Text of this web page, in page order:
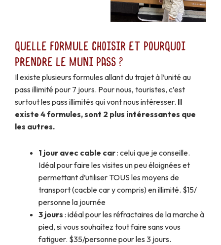
Quelle formule choisir et pourquoi
prendre le Muni Pass ?
Il existe plusieurs formules allant du trajet à l’unité au
pass illimité pour 7 jours. Pour nous, touristes, c’est
surtout les pass illimités qui vont nous intéresser. Il
existe 4 formules, sont 2 plus intéressantes que
les autres.
1 jour avec cable car: celui que je conseille.
Idéal pour faire les visites un peu éloignées et
permettant d’utiliser TOUS les moyens de
transport (cacble car y compris) en illimité. $15/
personne la journée
3 jours : idéal pour les réfractaires de la marche à
pied, si vous souhaitez tout faire sans vous
fatiguer. $35/personne pour les 3 jours.